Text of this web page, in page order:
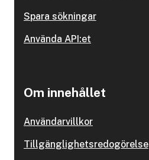
Spara sökningar
Använda API:et
Om innehållet
Användarvillkor
Tillgänglighetsredogörelse